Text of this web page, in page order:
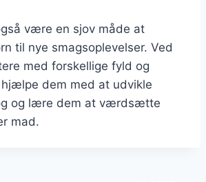
være en sjov måde at
til nye smagsoplevelser. Ved
med forskellige fyld og
dem med at udvikle
og lære dem at værdsætte
mad.